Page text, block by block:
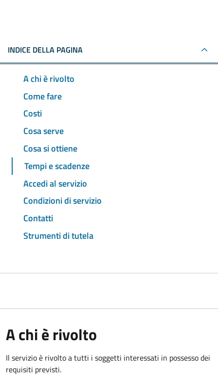
INDICE DELLA PAGINA
A chi è rivolto
Come fare
Costi
Cosa serve
Cosa si ottiene
Tempi e scadenze
Accedi al servizio
Condizioni di servizio
Contatti
Strumenti di tutela
A chi è rivolto
Il servizio è rivolto a tutti i soggetti interessati in possesso dei
requisiti previsti.